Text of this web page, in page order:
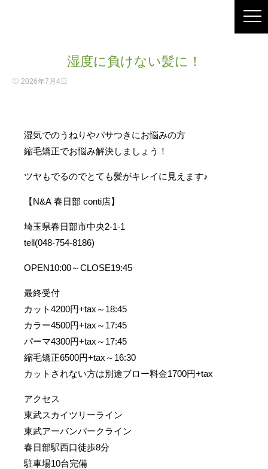
湿度に負けない髪に！
2026年7月4日
湿気でのうねりやパサつきにお悩みの方
縮毛矯正でお悩み解決しましょう！
ツヤもでるのでとても髪がキレイに見えます♪
【N&A 春日部 conti店】
埼玉県春日部市中央2-1-1
tell(048-754-8186)
OPEN10:00～CLOSE19:45
最終受付
カット4200円+tax～18:45
カラー4500円+tax～17:45
パーマ4300円+tax～17:45
縮毛矯正6500円+tax～16:30
カットされない方は別途ブロー料金1700円+tax
アクセス
東武スカイツリーライン
東武アーバンパークライン
春日部駅西口徒歩8分
駐車場10台完備